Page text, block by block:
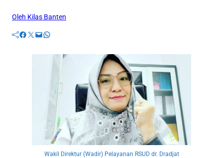
Oleh Kilas Banten
Facebook Twitter Mail WhatsApp
Wakil Direktur (Wadir) Pelayanan RSUD dr. Dradjat